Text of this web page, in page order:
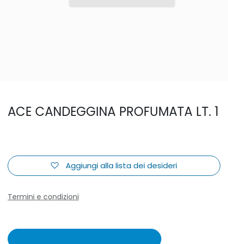
ACE CANDEGGINA PROFUMATA LT. 1
Aggiungi alla lista dei desideri
Termini e condizioni